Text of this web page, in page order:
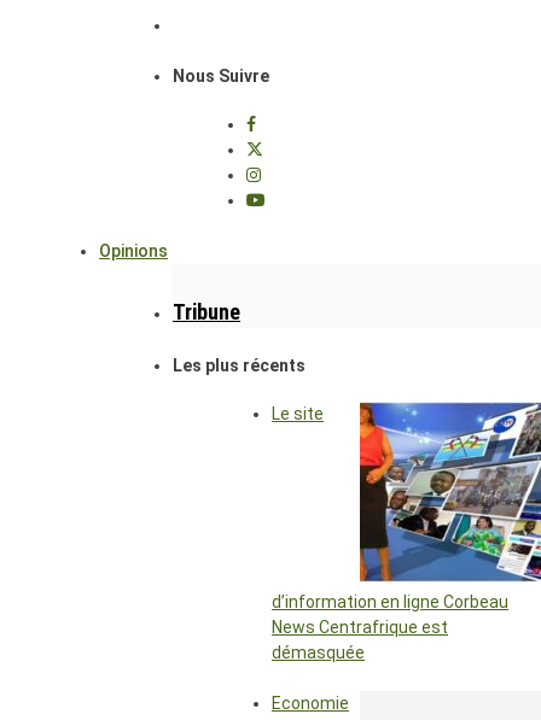
Nous Suivre
Opinions
Tribune
Les plus récents
Le site
d’information en ligne Corbeau
News Centrafrique est
démasquée
Economie